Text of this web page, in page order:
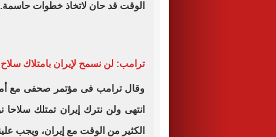
الوقت قد حان لاتخاذ خطوات حاسمة.
ترامب: لن نسمح لإيران بامتلاك
وقال ترامب فى مؤتمر صحفى مع
انتهى ولن نترك إيران تمتلك سلاحا
الكثير من الوقت مع إيران، ويجب